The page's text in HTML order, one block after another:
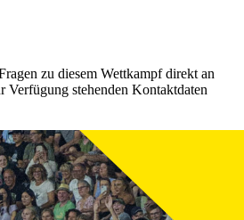
zu diesem Wettkampf direkt an
Verfügung stehenden Kontaktdaten